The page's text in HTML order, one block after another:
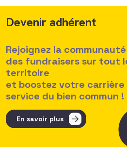
Devenir adhérent
Rejoignez la
des fundraisers sur tout
territoire
et boostez votre carrière
service du bien commun !
En savoir plus